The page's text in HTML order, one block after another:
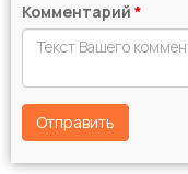
Комментарий *
Отправить